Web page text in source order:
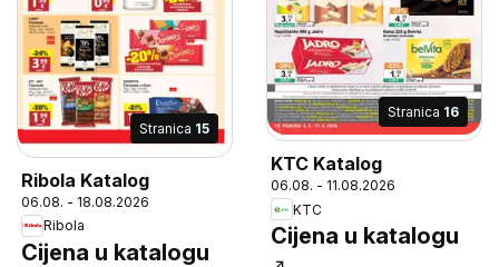
Stranica 15
Ribola Katalog
06.08. - 18.08.2026
Ribola
Cijena u katalogu
Stranica 16
KTC Katalog
06.08. - 11.08.2026
KTC
Cijena u katalogu